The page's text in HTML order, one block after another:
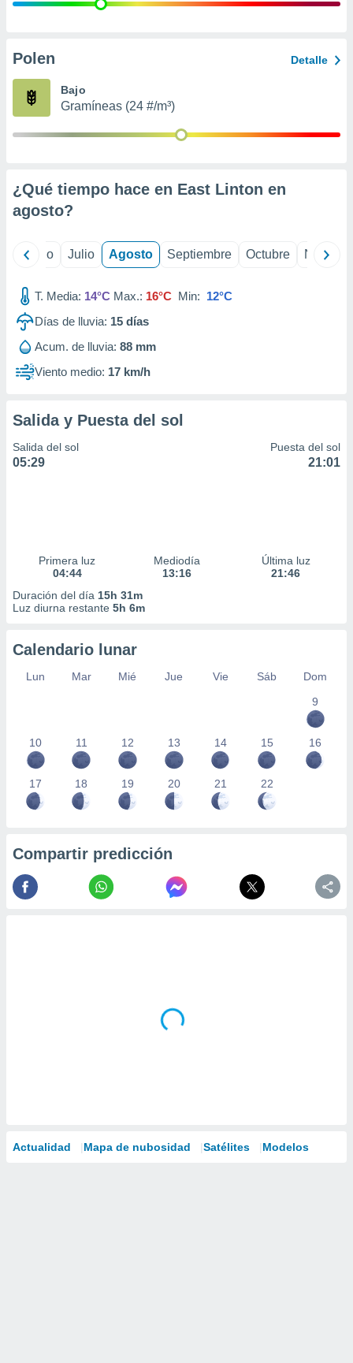
e
publicidad
Polen Detalle
Bajo
Gramíneas (24 #/m³)
¿Qué tiempo hace en East Linton en
agosto?
Junio Julio Agosto Septiembre Octubre
T. Media: 14°C Max.: 16°C Min: 12°C
Días de lluvia: 15 días
Acum. de lluvia: 88 mm
Viento medio: 17 km/h
Salida y Puesta del sol
Salida del sol
05:29
Puesta del sol
21:01
Primera luz
04:44
Mediodía
13:16
Última luz
21:46
Duración del día 15h 31m
Luz diurna restante 5h 6m
Calendario lunar
Lun Mar Mié Jue Vie Sáb
Dom
9
10 11 12 13 14 15 16
17 18 19 20 21 22
Compartir predicción
Actualidad Mapa de nubosidad Satélites Modelos